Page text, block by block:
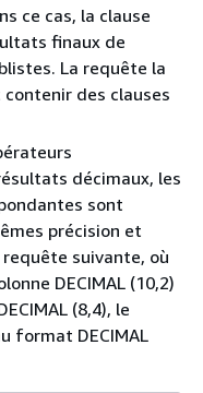
ce cas, la clause
finaux de
La requête la
des clauses
décimaux, les
sont
précision et
requête suivante, où
DECIMAL (10,2)
(8,4), le
format DECIMAL